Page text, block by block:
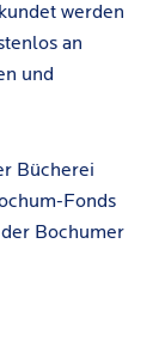
werden
an
und
Bücherei
Fonds
Bochumer